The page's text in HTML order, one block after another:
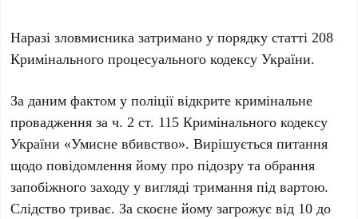
Наразі зловмисника затримано у порядку статті 208
Кримінального процесуального кодексу України.
За даним фактом у поліції відкрите кримінальне
провадження за ч. 2 ст. 115 Кримінального кодексу
України «Умисне вбивство». Вирішується питання
щодо повідомлення йому про підозру та обрання
запобіжного заходу у вигляді тримання під вартою.
Слідство триває. За скоєне йому загрожує від 10 до